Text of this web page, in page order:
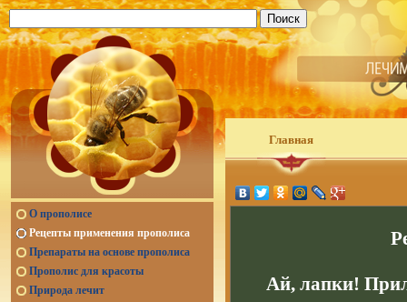
О прополисе
Рецепты применения прополиса
Препараты на основе прополиса
Прополис для красоты
Природа лечит
Главная
Ай, лапки!